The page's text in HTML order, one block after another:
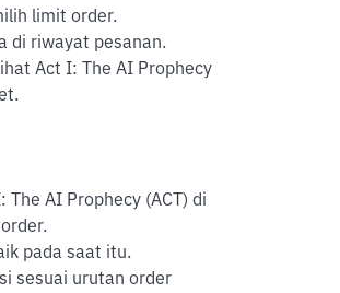
limit order.
di riwayat pesanan.
Act I: The AI Prophecy
AI Prophecy (ACT) di
pada saat itu.
sesuai urutan order